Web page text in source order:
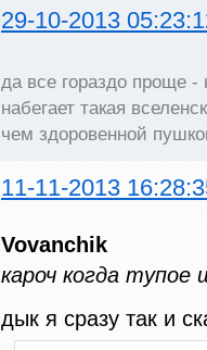
29-10-2013
да все гораздо проще -
набегает такая
чем здоровенной
11-11-2013
Vovanchik
кароч когда
дык я сразу так и